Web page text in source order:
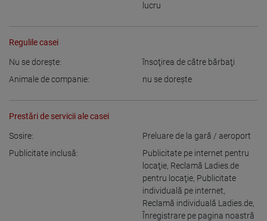
lucru
Regulile casei
Nu se doreşte:
însoţirea de către bărbaţi
Animale de companie:
nu se doreşte
Prestări de servicii ale casei
Sosire:
Preluare de la gară / aeroport
Publicitate inclusă:
Publicitate pe internet pentru
locaţie, Reclamă Ladies.de
pentru locaţie, Publicitate
individuală pe internet,
Reclamă individuală Ladies.de,
Înregistrare pe pagina noastră